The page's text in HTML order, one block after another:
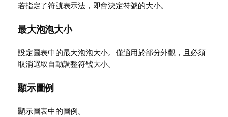
若指定了符號表示法，即會決定符號的大小。
最大泡泡大小
設定圖表中的最大泡泡大小。僅適用於部分外觀，且必須
取消選取 自動調整符號大小。
顯示圖例
顯示圖表中的圖例。